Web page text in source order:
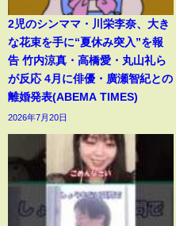
2児のシンママ・川栄李奈、大き
な花束を手に“夏休み突入”を報
告 竹内涼真・高橋愛・丸山礼ら
が反応 4月に俳優・廣瀬智紀との
離婚発表(ABEMA TIMES)
2026年7月20日